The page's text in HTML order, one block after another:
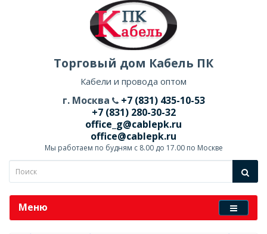
Торговый дом Кабель ПК
Кабели и провода оптом
г. Москва
+7 (831) 435-10-53
+7 (831) 280-30-32
office_g@cablepk.ru
office@cablepk.ru
Мы работаем по будням с 8.00 до 17.00 по Москве
Меню